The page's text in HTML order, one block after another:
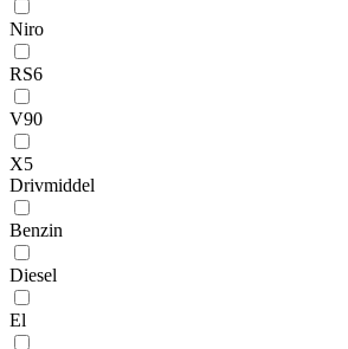
Niro
RS6
V90
X5
Drivmiddel
Benzin
Diesel
El